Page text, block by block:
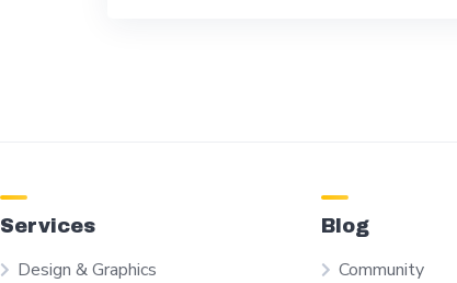
Services
Design & Graphics
Blog
Community